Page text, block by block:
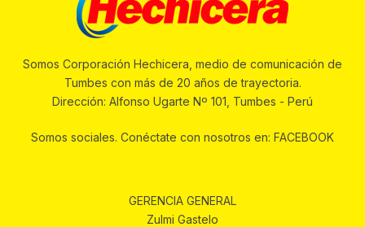
Somos Corporación Hechicera, medio de comunicación de
Tumbes con más de 20 años de trayectoria.
Dirección: Alfonso Ugarte Nº 101, Tumbes - Perú
Somos sociales. Conéctate con nosotros en: FACEBOOK
GERENCIA GENERAL
Zulmi Gastelo